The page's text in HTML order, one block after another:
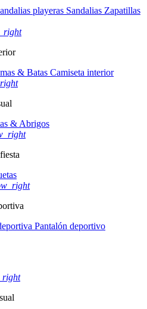
playeras Sandalias Zapatillas
& Batas Camiseta interior
& Abrigos
Pantalón deportivo